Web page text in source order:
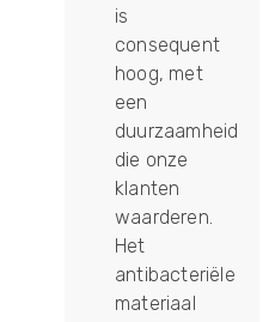
is
consequent
hoog, met
een
duurzaamheid
die onze
klanten
waarderen.
Het
antibacteriële
materiaal